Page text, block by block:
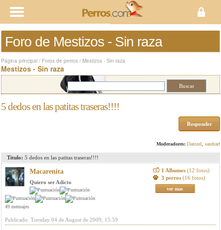
Foro de Mestizos - Sin raza
Página principal / Foros de perros / Mestizos - Sin raza
Mestizos - Sin raza
5 dedos en las patitas traseras!!!!
Responder
Moderadores: Damzel sandrarf
Titulo: 5 dedos en las patitas traseras!!!!
Macarenita
Quiero ser Adicto
49 mensajes
1 Albumes (12 fotos)
3 perros (16 fotos)
ver mas
Publicado: Tuesday 04 de August de 2009, 15:59